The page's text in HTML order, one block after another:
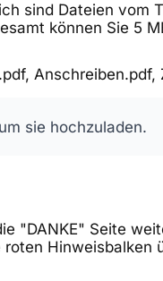
sind Dateien vom
können Sie 5
sie hochzuladen.
"DANKE" Seite
Hinweisbalken